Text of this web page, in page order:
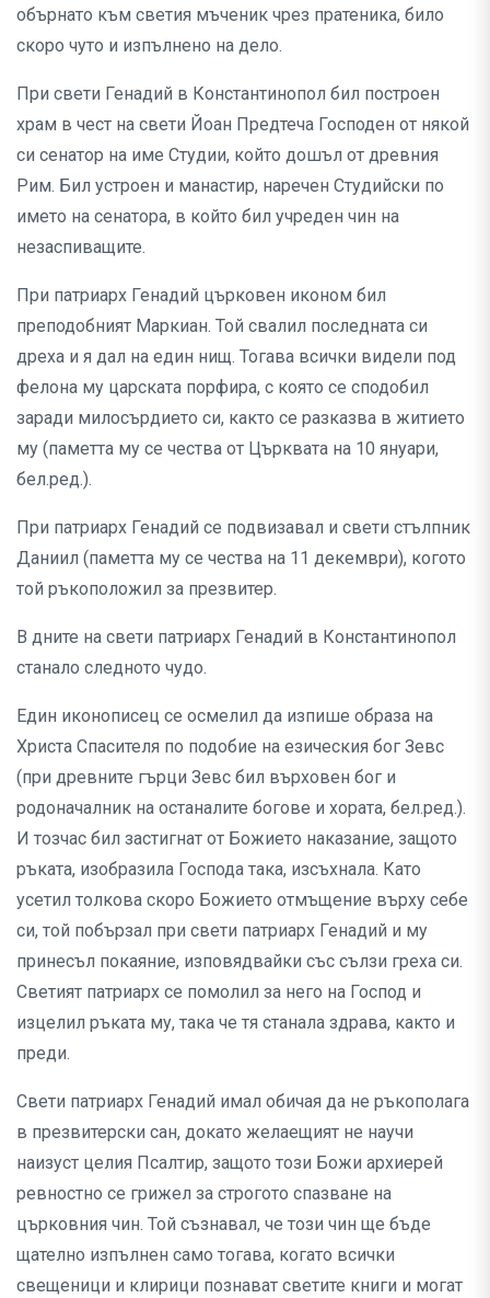
обърнато към светия мъченик чрез пратеника, било
скоро чуто и изпълнено на дело.
При свети Генадий в Константинопол бил построен
храм в чест на свети Йоан Предтеча Господен от някой
си сенатор на име Студии, който дошъл от древния
Рим. Бил устроен и манастир, наречен Студийски по
името на сенатора, в който бил учреден чин на
незаспиващите.
При патриарх Генадий църковен иконом бил
преподобният Маркиан. Той свалил последната си
дреха и я дал на един нищ. Тогава всички видели под
фелона му царската порфира, с която се сподобил
заради милосърдието си, както се разказва в житието
му (паметта му се чества от Църквата на 10 януари,
бел.ред.).
При патриарх Генадий се подвизавал и свети стълпник
Даниил (паметта му се чества на 11 декември), когото
той ръкоположил за презвитер.
В дните на свети патриарх Генадий в Константинопол
станало следното чудо.
Един иконописец се осмелил да изпише образа на
Христа Спасителя по подобие на езическия бог Зевс
(при древните гърци Зевс бил върховен бог и
родоначалник на останалите богове и хората, бел.ред.).
И тозчас бил застигнат от Божието наказание, защото
ръката, изобразила Господа така, изсъхнала. Като
усетил толкова скоро Божието отмъщение върху себе
си, той побързал при свети патриарх Генадий и му
принесъл покаяние, изповядвайки със сълзи греха си.
Светият патриарх се помолил за него на Господ и
изцелил ръката му, така че тя станала здрава, както и
преди.
Свети патриарх Генадий имал обичая да не ръкополага
в презвитерски сан, докато желаещият не научи
наизуст целия Псалтир, защото този Божи архиерей
ревностно се грижел за строгото спазване на
църковния чин. Той съзнавал, че този чин ще бъде
щателно изпълнен само тогава, когато всички
свещеници и клирици познават светите книги и могат